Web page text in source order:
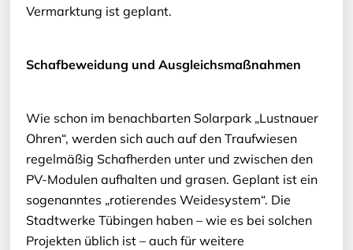
Vermarktung ist geplant.
Schafbeweidung und Ausgleichsmaßnahmen
Wie schon im benachbarten Solarpark „Lustnauer
Ohren“, werden sich auch auf den Traufwiesen
regelmäßig Schafherden unter und zwischen den
PV-Modulen aufhalten und grasen. Geplant ist ein
sogenanntes „rotierendes Weidesystem“. Die
Stadtwerke Tübingen haben – wie es bei solchen
Projekten üblich ist – auch für weitere